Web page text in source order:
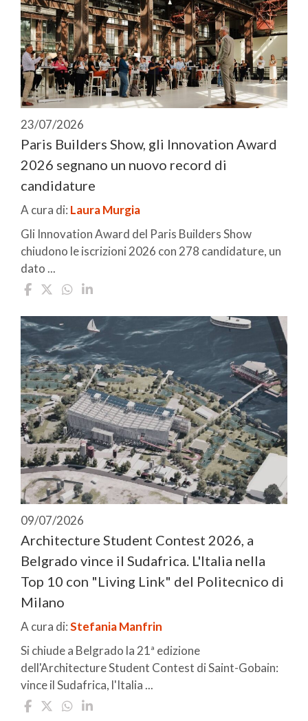
23/07/2026
Paris Builders Show, gli Innovation Award
2026 segnano un nuovo record di
candidature
A cura di: Laura Murgia
Gli Innovation Award del Paris Builders Show
chiudono le iscrizioni 2026 con 278 candidature, un
dato ...
09/07/2026
Architecture Student Contest 2026, a
Belgrado vince il Sudafrica. L'Italia nella
Top 10 con "Living Link" del Politecnico di
Milano
A cura di:Stefania Manfrin
Si chiude a Belgrado la 21ª edizione
dell'Architecture Student Contest di Saint-Gobain:
vince il Sudafrica, l'Italia ...